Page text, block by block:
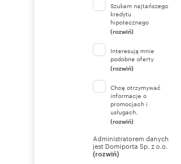
Nr licencji zawodowej: 26085
Szukam najtańszego
kredytu
hipotecznego
(rozwiń)
Interesują mnie
podobne oferty
(rozwiń)
Chcę otrzymywać
informacje o
promocjach i
usługach.
(rozwiń)
Administratorem danych
jest Domiporta Sp. z o.o.
(rozwiń)